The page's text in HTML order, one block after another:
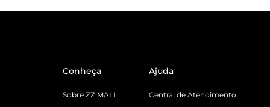
Conheça
Sobre ZZ MALL
Ajuda
Central de Atendimento